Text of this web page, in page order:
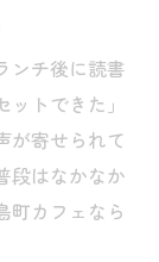
ンチ後に読書
トできた」
が寄せられて
段はなかなか
町カフェなら